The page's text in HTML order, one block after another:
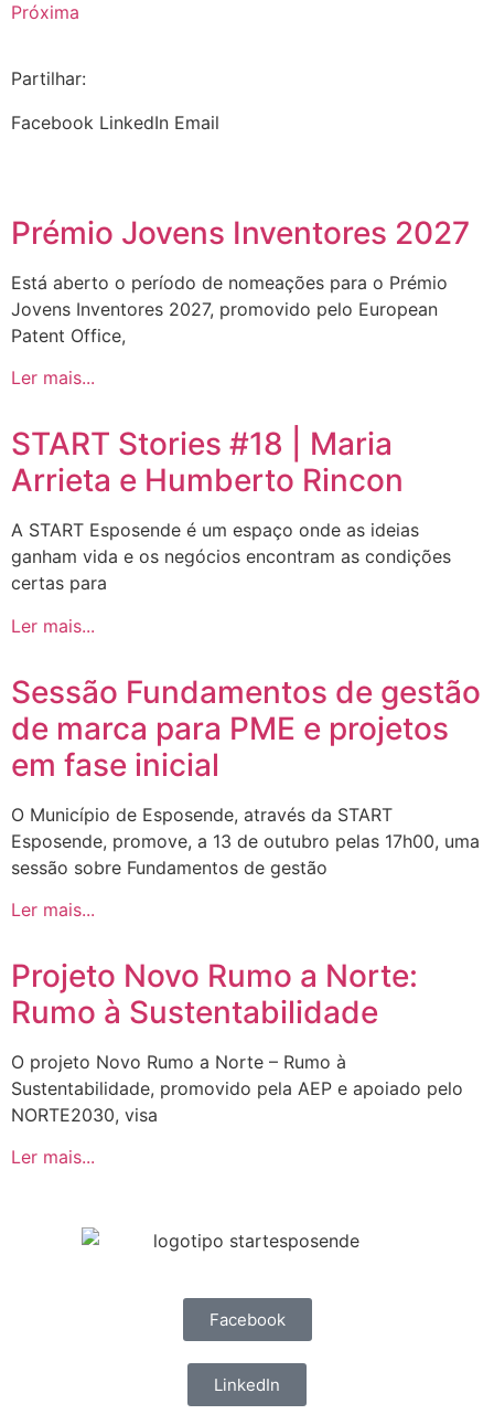
Próxima
Partilhar:
Facebook LinkedIn Email
Prémio Jovens Inventores 2027
Está aberto o período de nomeações para o Prémio
Jovens Inventores 2027, promovido pelo European
Patent Office,
Ler mais...
START Stories #18 | Maria
Arrieta e Humberto Rincon
A START Esposende é um espaço onde as ideias
ganham vida e os negócios encontram as condições
certas para
Ler mais...
Sessão Fundamentos de gestão
de marca para PME e projetos
em fase inicial
O Município de Esposende, através da START
Esposende, promove, a 13 de outubro pelas 17h00, uma
sessão sobre Fundamentos de gestão
Ler mais...
Projeto Novo Rumo a Norte:
Rumo à Sustentabilidade
O projeto Novo Rumo a Norte – Rumo à
Sustentabilidade, promovido pela AEP e apoiado pelo
NORTE2030, visa
Ler mais...
Facebook
LinkedIn